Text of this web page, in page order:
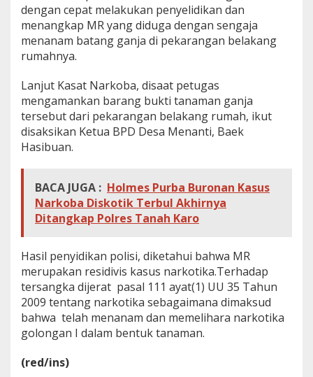
dengan cepat melakukan penyelidikan dan
menangkap MR yang diduga dengan sengaja
menanam batang ganja di pekarangan belakang
rumahnya.
Lanjut Kasat Narkoba, disaat petugas
mengamankan barang bukti tanaman ganja
tersebut dari pekarangan belakang rumah, ikut
disaksikan Ketua BPD Desa Menanti, Baek
Hasibuan.
BACA JUGA : Holmes Purba Buronan Kasus
Narkoba Diskotik Terbul Akhirnya
Ditangkap Polres Tanah Karo
Hasil penyidikan polisi, diketahui bahwa MR
merupakan residivis kasus narkotika.Terhadap
tersangka dijerat pasal 111 ayat(1) UU 35 Tahun
2009 tentang narkotika sebagaimana dimaksud
bahwa telah menanam dan memelihara narkotika
golongan I dalam bentuk tanaman.
(red/ins)